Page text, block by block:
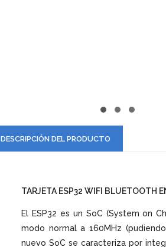
DESCRIPCIÓN DEL PRODUCTO
TARJETA ESP32 WIFI BLUETOOTH
El ESP32 es un SoC (System on
modo normal a 160MHz
nuevo SoC se caracteriza por